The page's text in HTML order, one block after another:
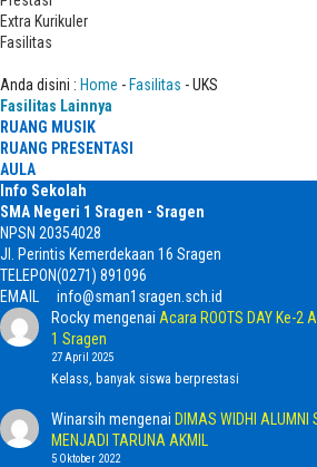
Extra Kurikuler
Fasilitas
Anda disini : Home - Fasilitas - UKS
Fasilitas Lainnya
RUANG MUSIK
RUANG PRESENTASI
AULA
Info Sekolah
SMA Negeri 1 Sragen - Sragen
NPSN 20354028
Jl. Perintis Kemerdekaan 16 Sragen
TELEPON(0271) 891096
EMAIL
info@sman1sragen.sch.id
Rockymengenai Acara ROOTS DAY Ke-2
1 Sragen
27 April 2025
Kelass, banyak siswa berprestasi
Winarsih mengenai DIMAS WIDHI ALUMNI
MENJADI TARUNA AKMIL
5 Oktober 2022